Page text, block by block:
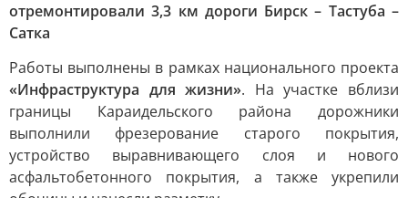
отремонтировали 3,3 км дороги Бирск – Тастуба –
Сатка
Работы выполнены в рамках национального проекта
«Инфраструктура для жизни». На участке вблизи
границы Караидельского района дорожники
выполнили фрезерование старого покрытия,
устройство выравнивающего слоя и нового
асфальтобетонного покрытия, а также укрепили